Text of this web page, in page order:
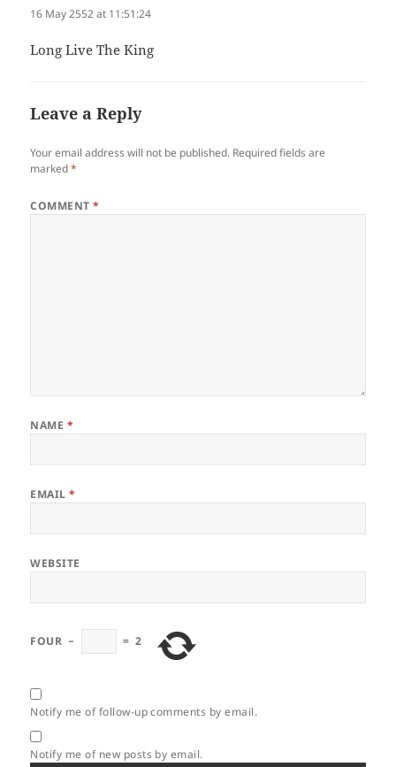
16 May 2552 at 11:51:24
Long Live The King
Leave a Reply
Your email address will not be published. Required fields are
marked*
COMMENT*
NAME *
EMAIL*
WEBSITE
FOUR − = 2
Notify me of follow-up comments by email.
Notify me of new posts by email.